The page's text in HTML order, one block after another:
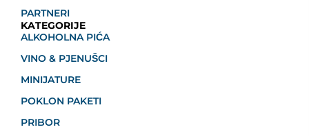
PARTNERI
KATEGORIJE
ALKOHOLNA PIĆA
VINO & PJENUŠCI
MINIJATURE
POKLON PAKETI
PRIBOR